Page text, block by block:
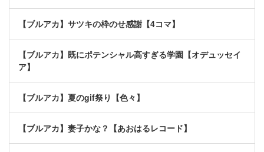
【ブルアカ】サツキの枠のせ感謝【4コマ】
【ブルアカ】既にポテンシャル高すぎる学園【オデュッセイ
ア】
【ブルアカ】夏のgif祭り【色々】
【ブルアカ】妻子かな？【あおはるレコード】